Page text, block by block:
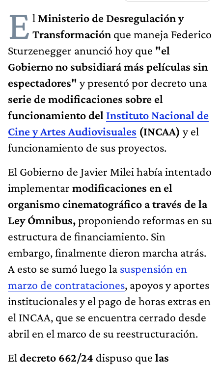
E l Ministerio de Desregulación y
Transformación que maneja Federico
Sturzenegger anunció hoy que "el
Gobierno no subsidiará más películas sin
espectadores" y presentó por decreto una
serie de modificaciones sobre el
funcionamiento del Instituto Nacional de
Cine y Artes Audiovisuales (INCAA) y el
funcionamiento de sus proyectos.
El Gobierno de Javier Milei había intentado
implementar modificaciones en el
organismo cinematográfico a través de la
Ley Ómnibus,proponiendo reformas en su
estructura de financiamiento. Sin
embargo, finalmente dieron marcha atrás.
A esto se sumó luego la suspensión en
marzo de contrataciones, apoyos y aportes
institucionales y el pago de horas extras en
el INCAA, que se encuentra cerrado desde
abril en el marco de su reestructuración.
El decreto 662/24 dispuso que las